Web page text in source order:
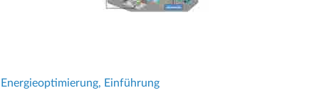
Energieoptimierung, Einführung